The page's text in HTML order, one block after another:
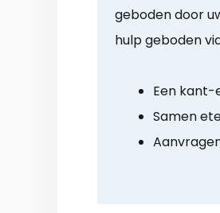
geboden door
hulp geboden
Een
Samen